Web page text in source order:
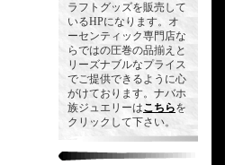
ラフトグッズを販売して
いるHPになります。オ
ーセンティック専門店な
らではの圧巻の品揃えと
リーズナブルなプライス
でご提供できるように心
がけております。ナバホ
族ジュエリーはこちらを
クリックして下さい。